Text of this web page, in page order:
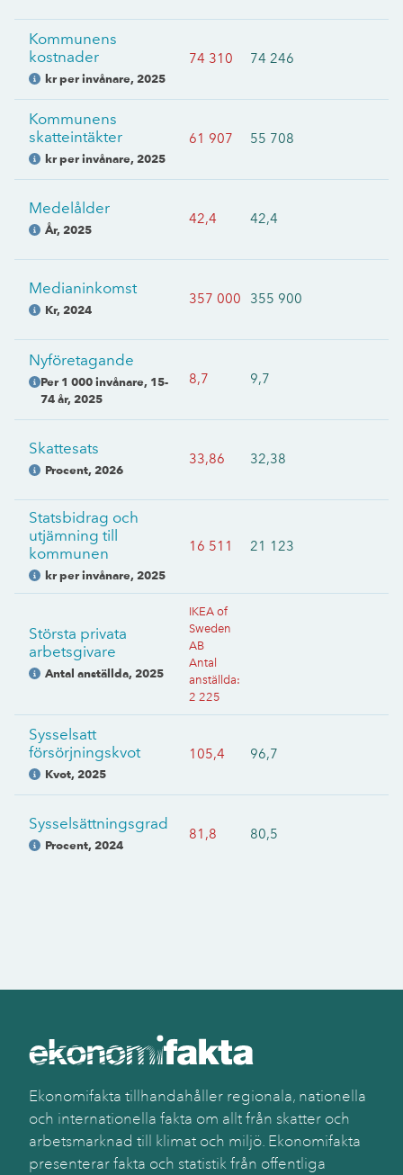
Kommunens
kostnader
kr per invånare, 2025
74 310 74 246
Kommunens
skatteintäkter
kr per invånare, 2025
61 907 55 708
Medelålder
År, 2025
42,4 42,4
Medianinkomst
Kr, 2024
357 000 355 900
Nyföretagande
Per 1 000 invånare, 15-
74 år,2025
8,7 9,7
Skattesats
Procent, 2026
33,86 32,38
Statsbidrag och
utjämning till
kommunen
kr per invånare, 2025
16 511 21 123
Största privata
arbetsgivare
Antal anställda, 2025
IKEA of
Sweden
AB
Antal
anställda:
2 225
Sysselsatt
försörjningskvot
Kvot, 2025
105,4 96,7
Sysselsättningsgrad
Procent, 2024
81,8 80,5
Ekonomifakta tillhandahåller regionala, nationella
och internationella fakta om allt från skatter och
arbetsmarknad till klimat och miljö. Ekonomifakta
presenterar fakta och statistik från offentliga